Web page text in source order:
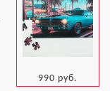
990 руб.